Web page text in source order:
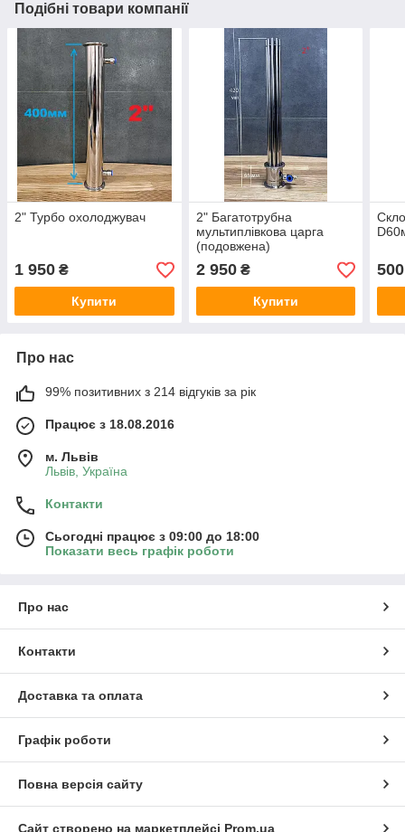
Подібні товари компанії
2" Турбо охолоджувач
1 950 ₴
Купити
2" Багатотрубна
мультиплівкова царга
(подовжена)
2 950₴
Купити
500
Про нас
99% позитивних з 214 відгуків за рік
Працює з 18.08.2016
м. Львів
Львів, Україна
Контакти
Сьогодні працює з 09:00 до 18:00
Показати весь графік роботи
Про нас
Контакти
Доставка та оплата
Графік роботи
Повна версія сайту
Сайт створено на маркетплейсі Prom.ua